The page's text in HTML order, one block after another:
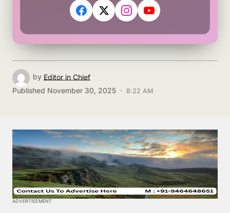
by Editor in Chief
Published November 30, 2025 · 8:22 AM
ADVERTISEMENT